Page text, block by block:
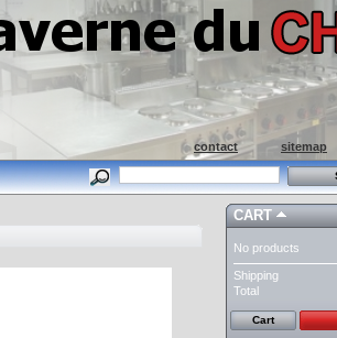
contact sitemap
CART
No products
Shipping
Total
Cart